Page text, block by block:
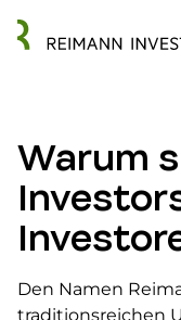
Warum
Den Namen
traditionsreichen